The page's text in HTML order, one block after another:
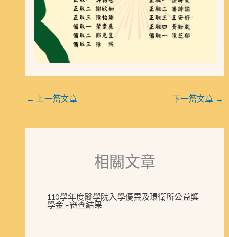
← 上一篇文章 下一篇文章 →
相關文章
110學年度醫學院入學優異及環衛所公益獎
學金 -審查結果